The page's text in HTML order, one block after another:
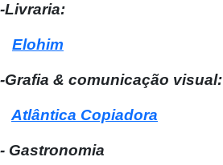
-Livraria:
Elohim
-Grafia & comunicação visual:
Atlântica Copiadora
- Gastronomia